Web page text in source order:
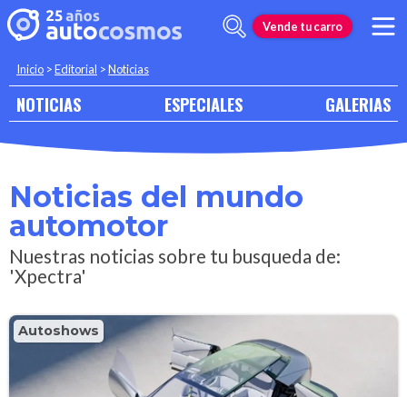
Vende tu carro
Inicio >Editorial >Noticias
NOTICIAS ESPECIALES GALERIAS
Noticias del mundo
automotor
Nuestras noticias sobre tu busqueda de:
'Xpectra'
Autoshows